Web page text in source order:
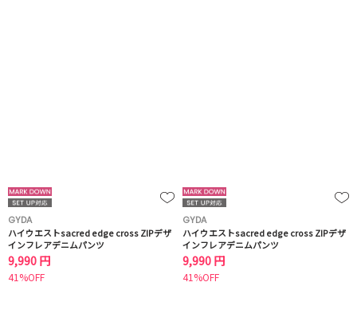
GYDA
ハイウエストsacred edge cross ZIPデザ
インフレアデニムパンツ
9,990 円
41%OFF
GYDA
ハイウエストsacred edge cross ZIPデザ
インフレアデニムパンツ
9,990 円
41%OFF